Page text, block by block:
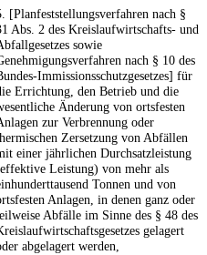
[Planfeststellungsverfahren nach §
Abs. 2 des Kreislaufwirtschafts- und
sowie
nach § 10 des
Immissionsschutzgesetzes] für
Errichtung, den Betrieb und die
Änderung von ortsfesten
zur Verbrennung oder
Zersetzung von Abfällen
einer jährlichen Durchsatzleistung
Leistung) von mehr als
Tonnen und von
Anlagen, in denen ganz oder
Abfälle im Sinne des § 48 des
gelagert
abgelagert werden,